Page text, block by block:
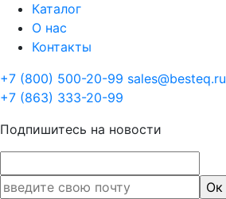
Каталог
О нас
Контакты
+7 (800) 500-20-99 sales@besteq.ru
+7 (863) 333-20-99
Подпишитесь на новости